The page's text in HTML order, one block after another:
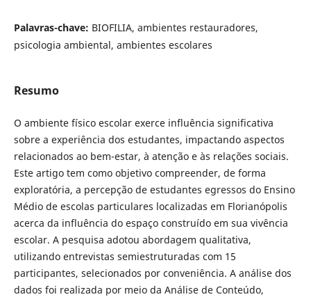
Palavras-chave: BIOFILIA, ambientes restauradores,
psicologia ambiental, ambientes escolares
Resumo
O ambiente físico escolar exerce influência significativa
sobre a experiência dos estudantes, impactando aspectos
relacionados ao bem-estar, à atenção e às relações sociais.
Este artigo tem como objetivo compreender, de forma
exploratória, a percepção de estudantes egressos do Ensino
Médio de escolas particulares localizadas em Florianópolis
acerca da influência do espaço construído em sua vivência
escolar. A pesquisa adotou abordagem qualitativa,
utilizando entrevistas semiestruturadas com 15
participantes, selecionados por conveniência. A análise dos
dados foi realizada por meio da Análise de Conteúdo,